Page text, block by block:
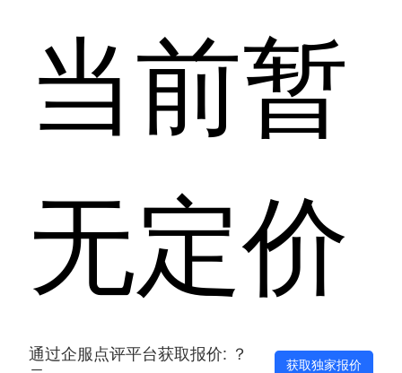
当前暂
无定价
通过企服点评平台获取报价: ？
获取独家报价